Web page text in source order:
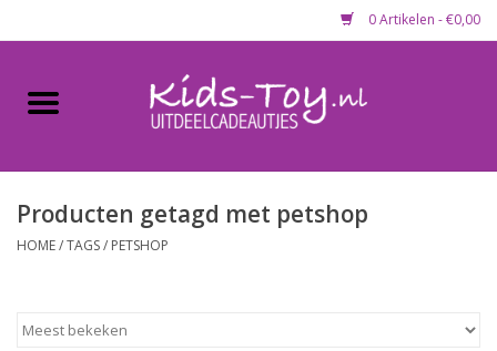
0 Artikelen - €0,00
Home
Gevulde capsules & mixen
Maandaanbieding
Producten getagd met petshop
HOME/TAGS/ PETSHOP